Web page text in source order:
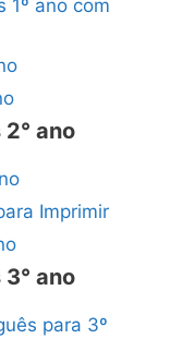
1º ano com
ano
Imprimir
ano
para 3º